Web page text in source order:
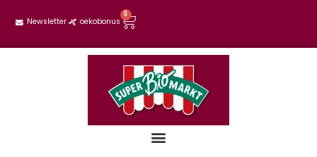
Newsletter oekobonus
0